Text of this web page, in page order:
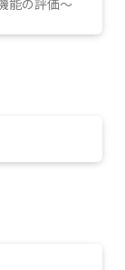
能の評価～